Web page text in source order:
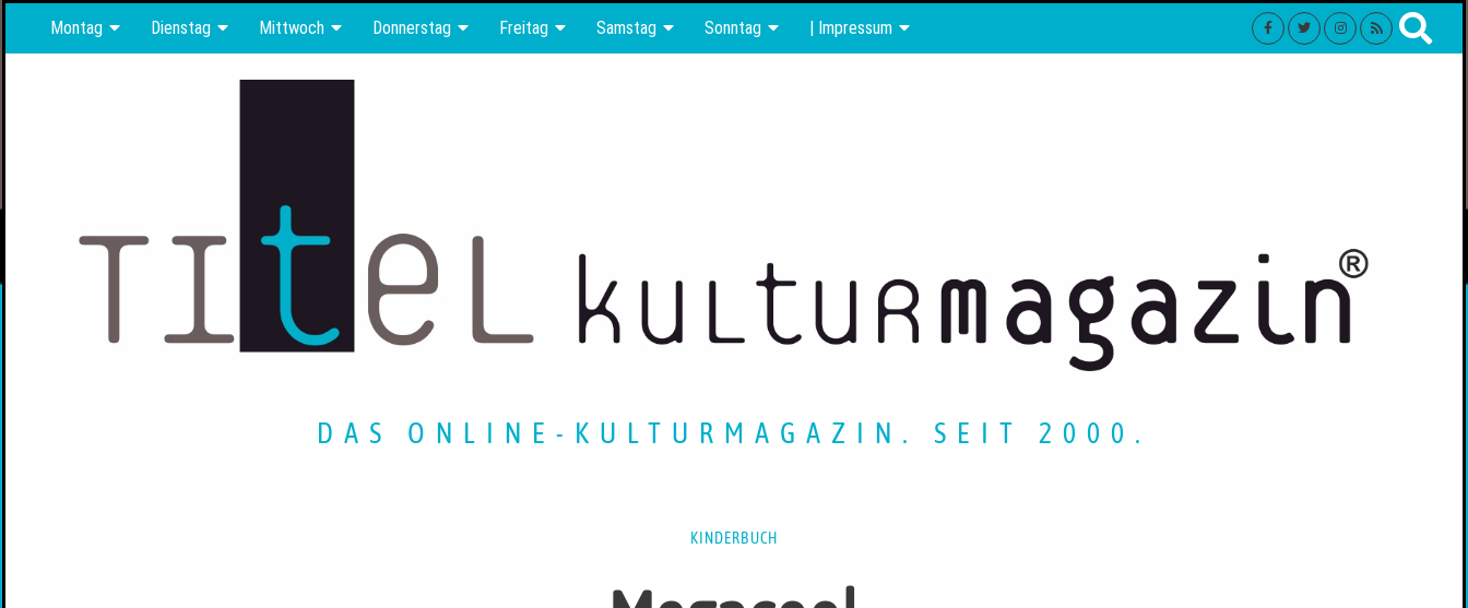
Montag Dienstag Mittwoch Donnerstag Freitag Samstag Sonntag | Impressum
DAS ONLINE-KULTURMAGAZIN. SEIT 2000.
KINDERBUCH